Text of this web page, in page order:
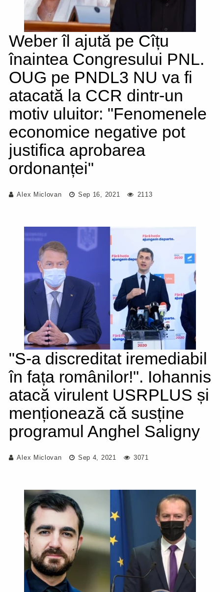
Weber îl ajută pe Cîțu
înaintea Congresului PNL.
OUG pe PNDL3 NU va fi
atacată la CCR dintr-un
motiv uluitor: "Fenomenele
economice negative pot
justifica aprobarea
ordonanței"
Alex Miclovan Sep 16, 2021 2113
"S-a discreditat iremediabil
în fața românilor!". Iohannis
atacă virulent USRPLUS și
menționează că susține
programul Anghel Saligny
Alex Miclovan Sep 4, 2021 3071